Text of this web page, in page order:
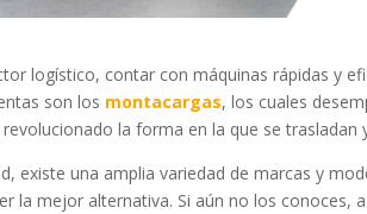
logístico, contar con máquinas rápidas y
son los montacargas, los cuales
la forma en la que se
existe una amplia variedad de marcas y
la mejor alternativa. Si aún no los conoces,